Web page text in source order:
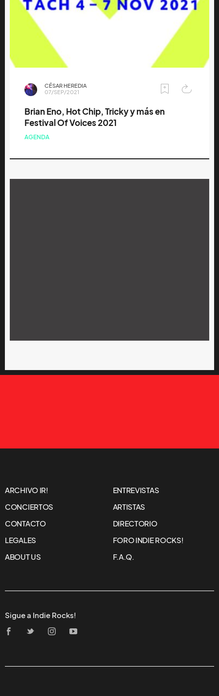
CÉSAR HEREDIA
07/SEP/2021
Brian Eno, Hot Chip, Tricky y más en
Festival Of Voices 2021
AGENDA
ARCHIVO IR!
ENTREVISTAS
CONCIERTOS
ARTISTAS
CONTACTO
DIRECTORIO
LEGALES
FORO INDIE ROCKS!
ABOUT US
F.A.Q.
Sigue a Indie Rocks!